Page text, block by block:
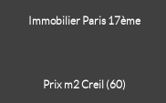
Immobilier Paris 17ème
Prix m2 Creil (60)